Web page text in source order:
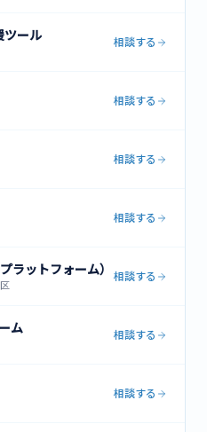
ツール 相談する
相談する
相談する
相談する
ラットフォーム） 相談する
ム 相談する
相談する